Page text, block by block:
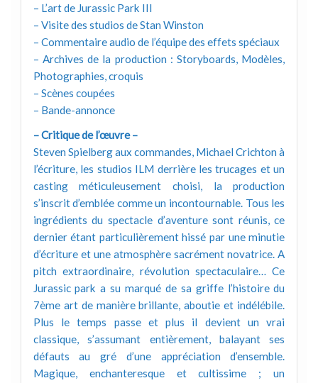
– L’art de Jurassic Park III
– Visite des studios de Stan Winston
– Commentaire audio de l’équipe des effets spéciaux
– Archives de la production : Storyboards, Modèles,
Photographies, croquis
– Scènes coupées
– Bande-annonce
– Critique de l’œuvre –
Steven Spielberg aux commandes, Michael Crichton à
l’écriture, les studios ILM derrière les trucages et un
casting méticuleusement choisi, la production
s’inscrit d’emblée comme un incontournable. Tous les
ingrédients du spectacle d’aventure sont réunis, ce
dernier étant particulièrement hissé par une minutie
d’écriture et une atmosphère sacrément novatrice. A
pitch extraordinaire, révolution spectaculaire… Ce
Jurassic park a su marqué de sa griffe l’histoire du
7ème art de manière brillante, aboutie et indélébile.
Plus le temps passe et plus il devient un vrai
classique, s’assumant entièrement, balayant ses
défauts au gré d’une appréciation d’ensemble.
Magique, enchanteresque et cultissime ; un